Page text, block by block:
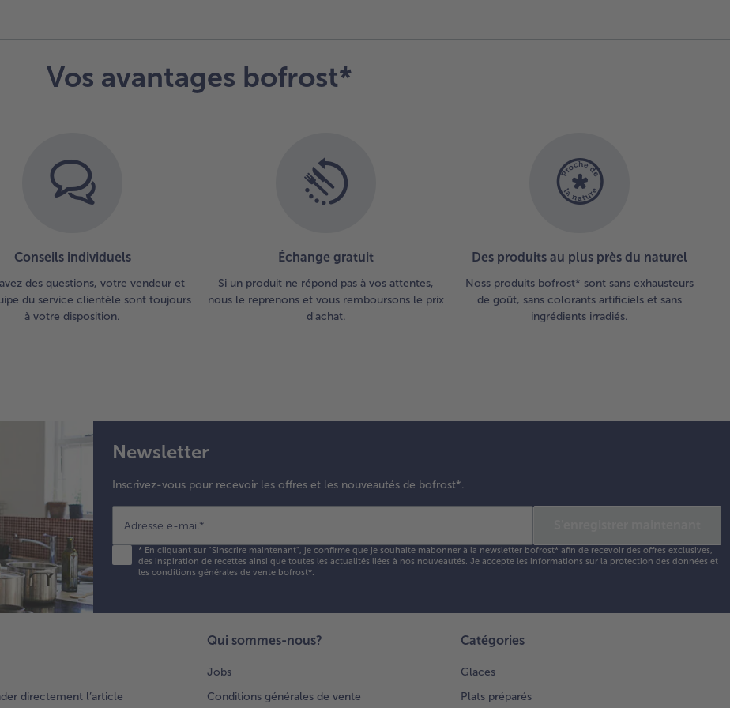
Vos avantages bofrost*
Conseils individuels
des questions, votre vendeur et
du service clientèle sont toujours
à votre disposition.
Échange gratuit
Si un produit ne répond pas à vos attentes,
nous le reprenons et vous remboursons le prix
d'achat.
Des produits au plus près du naturel
Noss produits bofrost* sont sans exhausteurs
de goût, sans colorants artificiels et sans
ingrédients irradiés.
Newsletter
Inscrivez-vous pour recevoir les offres et les nouveautés de bofrost*.
Adresse e-mail*
*En cliquant sur "Sinscrire maintenant", je confirme que je souhaite mabonner à la newsletter bofrost* afin de recevoir des offres exclusives,
des inspiration de recettes ainsi que toutes les actualités liées à nos nouveautés. Je accepte les informations sur la protection des données et
les conditions générales de vente bofrost*.
directement l’article
Qui sommes-nous?
Jobs
Conditions générales de vente
Catégories
Glaces
Plats préparés